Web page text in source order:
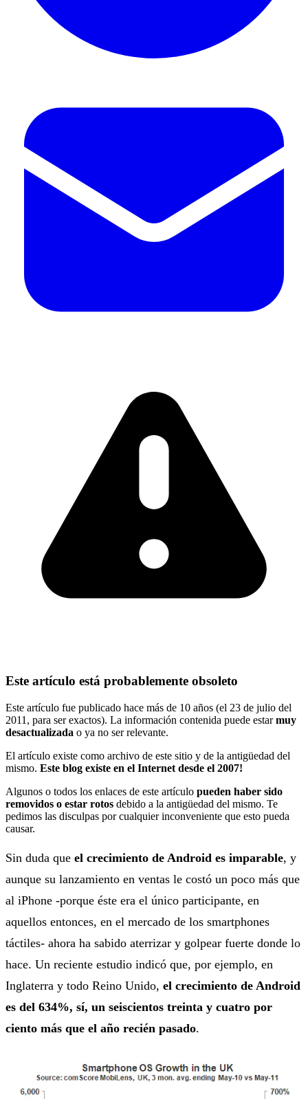
Este artículo está probablemente obsoleto
Este artículo fue publicado hace más de 10 años (el 23 de julio del
2011, para ser exactos). La información contenida puede estarmuy
desactualizada o ya no ser relevante.
El artículo existe como archivo de este sitio y de la antigüedad del
mismo. Este blog existe en el Internet desde el 2007!
Algunos o todos los enlaces de este artículo pueden haber sido
removidos o estar rotos debido a la antigüedad del mismo. Te
pedimos las disculpas por cualquier inconveniente que esto pueda
causar.
Sin duda que el crecimiento de Android es imparable, y
aunque su lanzamiento en ventas le costó un poco más que
al iPhone -porque éste era el único participante, en
aquellos entonces, en el mercado de los smartphones
táctiles- ahora ha sabido aterrizar y golpear fuerte donde lo
hace. Un reciente estudio indicó que, por ejemplo, en
Inglaterra y todo Reino Unido, el crecimiento de Android
es del 634%, sí, un seiscientos treinta y cuatro por
ciento más que el año recién pasado.